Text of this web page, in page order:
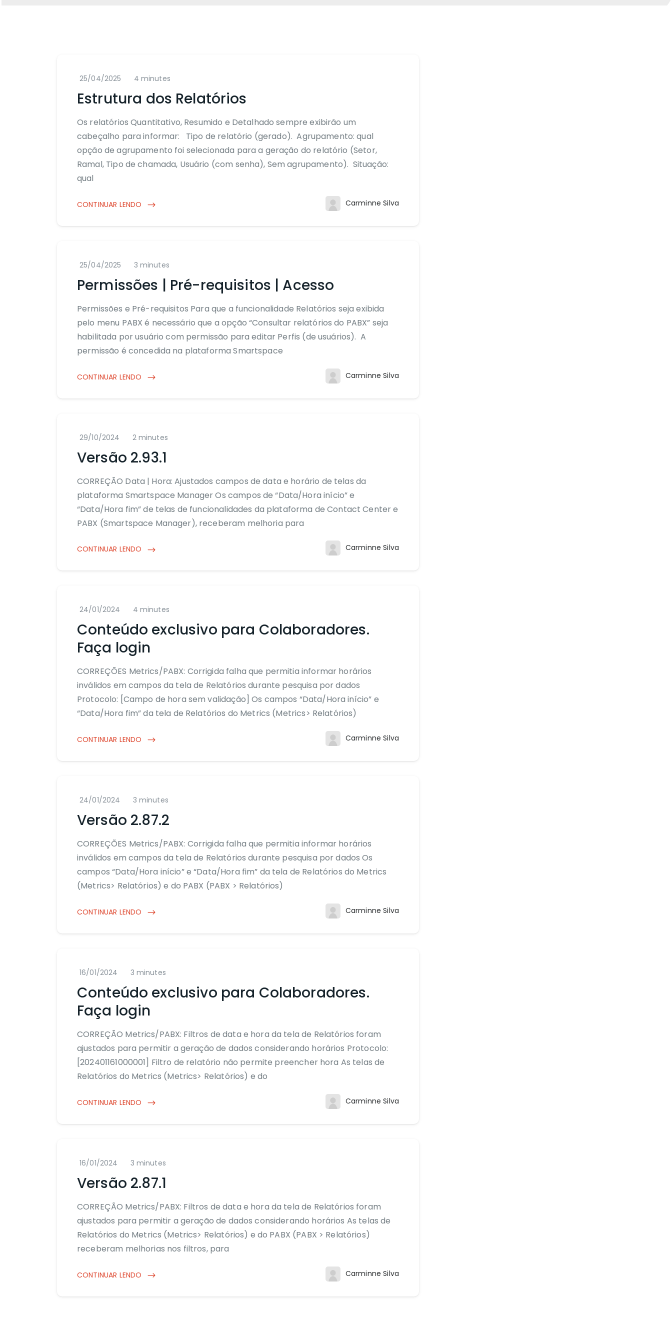
25/04/2025 4 minutes
Estrutura dos Relatórios
Os relatórios Quantitativo, Resumido e Detalhado sempre exibirão um
cabeçalho para informar: Tipo de relatório (gerado). Agrupamento: qual
opção de agrupamento foi selecionada para a geração do relatório (Setor,
Ramal, Tipo de chamada, Usuário (com senha), Sem agrupamento). Situação:
qual
CONTINUAR LENDO Carminne Silva
25/04/2025 3 minutes
Permissões | Pré-requisitos | Acesso
Permissões e Pré-requisitos Para que a funcionalidade Relatórios seja exibida
pelo menu PABX é necessário que a opção “Consultar relatórios do PABX” seja
habilitada por usuário com permissão para editar Perfis (de usuários). A
permissão é concedida na plataforma Smartspace
CONTINUAR LENDO Carminne Silva
29/10/2024 2 minutes
Versão 2.93.1
CORREÇÃO Data | Hora: Ajustados campos de data e horário de telas da
plataforma Smartspace Manager Os campos de “Data/Hora início” e
“Data/Hora fim” de telas de funcionalidades da plataforma de Contact Center e
PABX (Smartspace Manager), receberam melhoria para
CONTINUAR LENDO Carminne Silva
24/01/2024 4 minutes
Conteúdo exclusivo para Colaboradores.
Faça login
CORREÇÕES Metrics/PABX: Corrigida falha que permitia informar horários
inválidos em campos da tela de Relatórios durante pesquisa por dados
Protocolo: [Campo de hora sem validação] Os campos “Data/Hora início” e
“Data/Hora fim” da tela de Relatórios do Metrics (Metrics> Relatórios)
CONTINUAR LENDO Carminne Silva
24/01/2024 3 minutes
Versão 2.87.2
CORREÇÕES Metrics/PABX: Corrigida falha que permitia informar horários
inválidos em campos da tela de Relatórios durante pesquisa por dados Os
campos “Data/Hora início” e “Data/Hora fim” da tela de Relatórios do Metrics
(Metrics> Relatórios) e do PABX (PABX > Relatórios)
CONTINUAR LENDO Carminne Silva
16/01/2024 3 minutes
Conteúdo exclusivo para Colaboradores.
Faça login
CORREÇÃO Metrics/PABX: Filtros de data e hora da tela de Relatórios foram
ajustados para permitir a geração de dados considerando horários Protocolo:
[202401161000001] Filtro de relatório não permite preencher hora As telas de
Relatórios do Metrics (Metrics> Relatórios) e do
CONTINUAR LENDO Carminne Silva
16/01/2024 3 minutes
Versão 2.87.1
CORREÇÃO Metrics/PABX: Filtros de data e hora da tela de Relatórios foram
ajustados para permitir a geração de dados considerando horários As telas de
Relatórios do Metrics (Metrics> Relatórios) e do PABX (PABX > Relatórios)
receberam melhorias nos filtros, para
CONTINUAR LENDO Carminne Silva